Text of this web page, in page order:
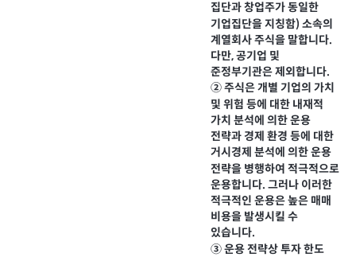
집단과 창업주가 동일한
기업집단을 지칭함) 소속의
계열회사 주식을 말합니다.
다만, 공기업 및
준정부기관은 제외합니다.
② 주식은 개별 기업의 가치
및 위험 등에 대한 내재적
가치 분석에 의한 운용
전략과 경제 환경 등에 대한
거시경제 분석에 의한 운용
전략을 병행하여 적극적으로
운용합니다. 그러나 이러한
적극적인 운용은 높은 매매
비용을 발생시킬 수
있습니다.
③ 운용 전략상 투자 한도